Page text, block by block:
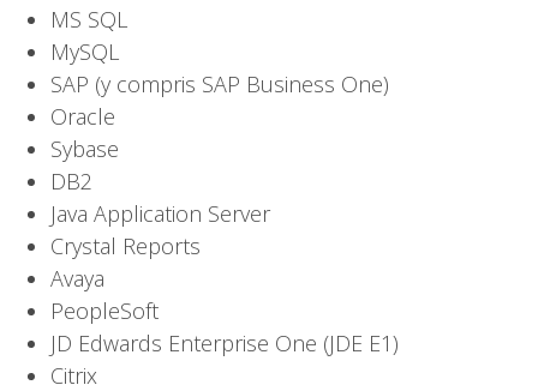
MS SQL
MySQL
SAP (y compris SAP Business One)
Oracle
Sybase
DB2
Java Application Server
Crystal Reports
Avaya
PeopleSoft
JD Edwards Enterprise One (JDE E1)
Citrix